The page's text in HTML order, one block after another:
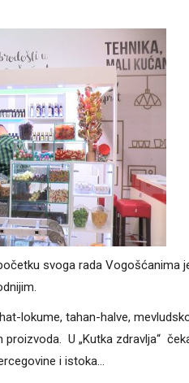
svoga rada Vogošćanima
lokume, tahan-halve,
proizvoda. U „Kutka zdravlja“
i istoka…